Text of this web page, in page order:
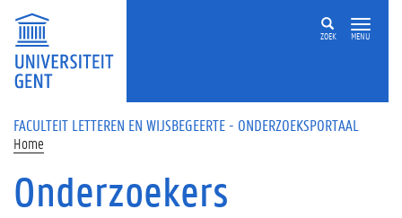
Overslaan en naar de inhoud gaan
ZOEK MENU
FACULTEIT LETTEREN EN WIJSBEGEERTE - ONDERZOEKSPORTAAL
Home
Onderzoekers